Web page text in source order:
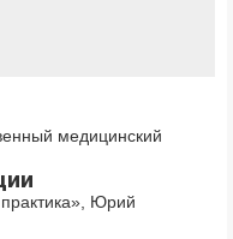
медицинский
Юрий